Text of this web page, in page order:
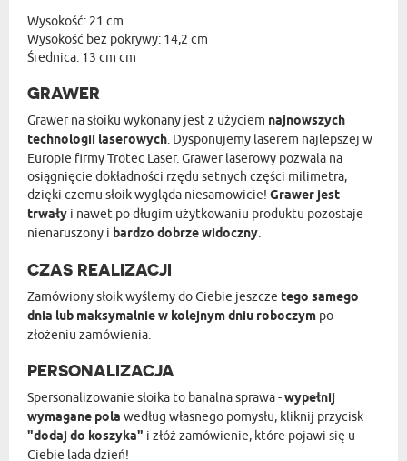
Wysokość: 21 cm
Wysokość bez pokrywy: 14,2 cm
Średnica: 13 cm cm
GRAWER
Grawer na słoiku wykonany jest z użyciem najnowszych
technologii laserowych. Dysponujemy laserem najlepszej w
Europie firmy Trotec Laser. Grawer laserowy pozwala na
osiągnięcie dokładności rzędu setnych części milimetra,
dzięki czemu słoik wygląda niesamowicie! Grawer jest
trwały i nawet po długim użytkowaniu produktu pozostaje
nienaruszony i bardzo dobrze widoczny.
CZAS REALIZACJI
Zamówiony słoik wyślemy do Ciebie jeszcze tego samego
dnia lub maksymalnie w kolejnym dniu roboczym po
złożeniu zamówienia.
PERSONALIZACJA
Spersonalizowanie słoika to banalna sprawa -wypełnij
wymagane pola według własnego pomysłu, kliknij przycisk
"dodaj do koszyka" i złóż zamówienie, które pojawi się u
Ciebie lada dzień!